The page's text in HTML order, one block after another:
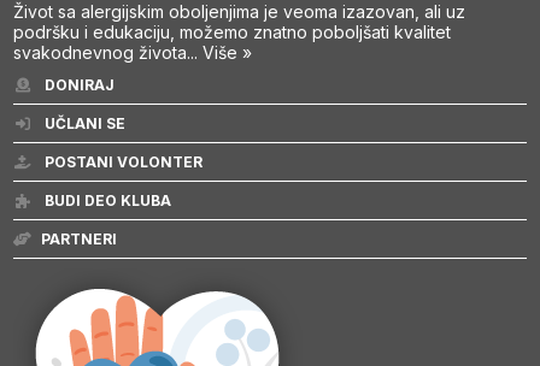
Život sa alergijskim oboljenjima je veoma izazovan, ali uz
podršku i edukaciju, možemo znatno poboljšati kvalitet
svakodnevnog života...Više »
DONIRAJ
UČLANI SE
POSTANI VOLONTER
BUDI DEO KLUBA
PARTNERI